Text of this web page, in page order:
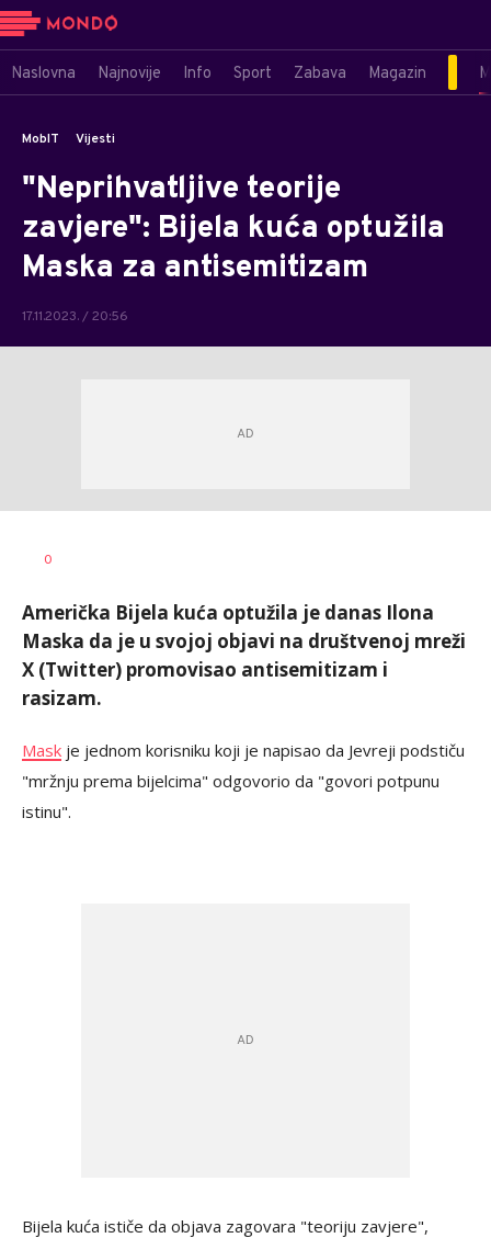
Naslovna Najnovije Info Sport Zabava Magazin
MobIT Vijesti
"Neprihvatljive teorije
zavjere": Bijela kuća optužila
Maska za antisemitizam
17.11.2023. / 20:56
AUTOR
0
Američka Bijela kuća optužila je danas Ilona
Maska da je u svojoj objavi na društvenoj mreži
X (Twitter) promovisao antisemitizam i
rasizam.
Mask je jednom korisniku koji je napisao da Jevreji podstiču
"mržnju prema bijelcima" odgovorio da "govori potpunu
istinu".
Bijela kuća ističe da objava zagovara "teoriju zavjere",